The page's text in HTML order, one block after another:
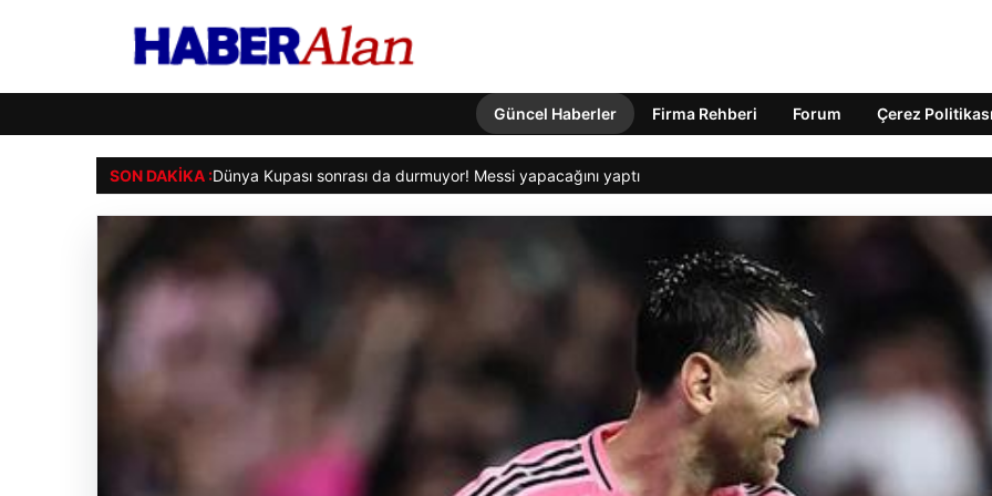
Güncel Haberler Firma Rehberi Forum Çerez
SON DAKIKA :Avcıl